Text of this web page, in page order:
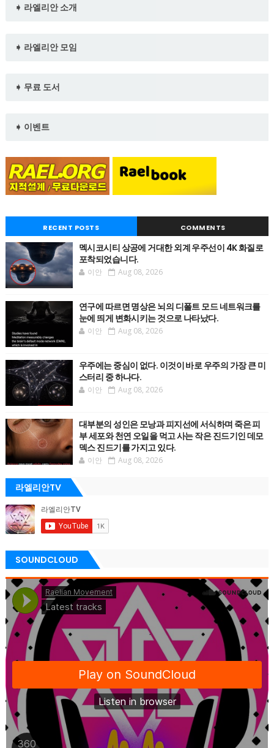
➧ 라엘리안 소개
➧ 라엘리안 모임
➧ 무료 도서
➧ 이벤트
RECENT POSTS COMMENTS
멕시코시티 상공에 거대한 외계 우주선이 4K 화질로
포착되었습니다.
이안 Aug 08, 2026
연구에 따르면 명상은 뇌의 디폴트 모드 네트워크를
눈에 띄게 변화시키는 것으로 나타났다.
이안 Aug 08, 2026
우주에는 중심이 없다. 이것이 바로 우주의 가장 큰 미
스터리 중 하나다.
이안 Aug 08, 2026
대부분의 성인은 모낭과 피지선에 서식하며 죽은 피
부 세포와 천연 오일을 먹고 사는 작은 진드기인 데모
덱스 진드기를 가지고 있다.
이안 Aug 08, 2026
라엘리안TV
SOUNDCLOUD